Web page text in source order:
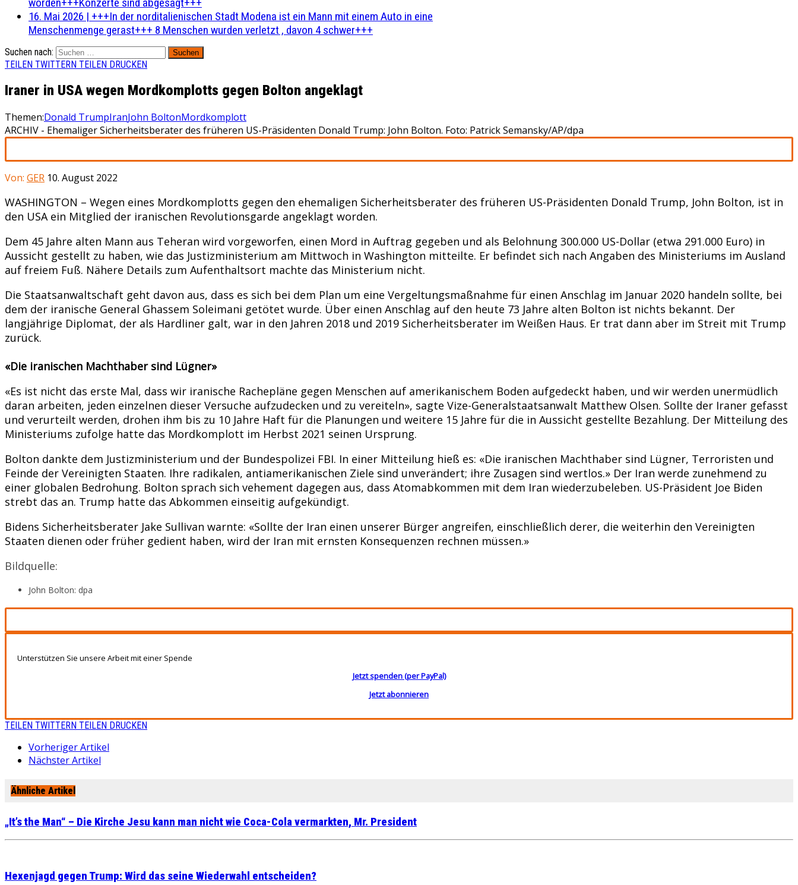
16. Mai 2026 | +++In der norditalienischen Stadt Modena ist ein Mann mit einem Auto in eine
Menschenmenge gerast+++ 8 Menschen wurden verletzt , davon 4 schwer+++
Suchen nach:
TEILEN TWITTERN TEILEN DRUCKEN
Iraner in USA wegen Mordkomplotts gegen Bolton angeklagt
Themen:Donald TrumpIranJohn BoltonMordkomplott
ARCHIV - Ehemaliger Sicherheitsberater des früheren US-Präsidenten Donald Trump: John Bolton. Foto: Patrick Semansky/AP/dpa
Von: GER 10. August 2022
WASHINGTON – Wegen eines Mordkomplotts gegen den ehemaligen Sicherheitsberater des früheren US-Präsidenten Donald Trump, John Bolton, ist in
den USA ein Mitglied der iranischen Revolutionsgarde angeklagt worden.
Dem 45 Jahre alten Mann aus Teheran wird vorgeworfen, einen Mord in Auftrag gegeben und als Belohnung 300.000 US-Dollar (etwa 291.000 Euro) in
Aussicht gestellt zu haben, wie das Justizministerium am Mittwoch in Washington mitteilte. Er befindet sich nach Angaben des Ministeriums im Ausland
auf freiem Fuß. Nähere Details zum Aufenthaltsort machte das Ministerium nicht.
Die Staatsanwaltschaft geht davon aus, dass es sich bei dem Plan um eine Vergeltungsmaßnahme für einen Anschlag im Januar 2020 handeln sollte, bei
dem der iranische General Ghassem Soleimani getötet wurde. Über einen Anschlag auf den heute 73 Jahre alten Bolton ist nichts bekannt. Der
langjährige Diplomat, der als Hardliner galt, war in den Jahren 2018 und 2019 Sicherheitsberater im Weißen Haus. Er trat dann aber im Streit mit Trump
zurück.
«Die iranischen Machthaber sind Lügner»
«Es ist nicht das erste Mal, dass wir iranische Rachepläne gegen Menschen auf amerikanischem Boden aufgedeckt haben, und wir werden unermüdlich
daran arbeiten, jeden einzelnen dieser Versuche aufzudecken und zu vereiteln», sagte Vize-Generalstaatsanwalt Matthew Olsen. Sollte der Iraner gefasst
und verurteilt werden, drohen ihm bis zu 10 Jahre Haft für die Planungen und weitere 15 Jahre für die in Aussicht gestellte Bezahlung. Der Mitteilung des
Ministeriums zufolge hatte das Mordkomplott im Herbst 2021 seinen Ursprung.
Bolton dankte dem Justizministerium und der Bundespolizei FBI. In einer Mitteilung hieß es: «Die iranischen Machthaber sind Lügner, Terroristen und
Feinde der Vereinigten Staaten. Ihre radikalen, antiamerikanischen Ziele sind unverändert; ihre Zusagen sind wertlos.» Der Iran werde zunehmend zu
einer globalen Bedrohung. Bolton sprach sich vehement dagegen aus, dass Atomabkommen mit dem Iran wiederzubeleben. US-Präsident Joe Biden
strebt das an. Trump hatte das Abkommen einseitig aufgekündigt.
Bidens Sicherheitsberater Jake Sullivan warnte: «Sollte der Iran einen unserer Bürger angreifen, einschließlich derer, die weiterhin den Vereinigten
Staaten dienen oder früher gedient haben, wird der Iran mit ernsten Konsequenzen rechnen müssen.»
Bildquelle:
John Bolton: dpa
Unterstützen Sie unsere Arbeit mit einer Spende
Jetzt spenden (per PayPal)
Jetzt abonnieren
TEILEN TWITTERN TEILEN DRUCKEN
Vorheriger Artikel
Nächster Artikel
Ähnliche Artikel
„It’s the Man“ – Die Kirche Jesu kann man nicht wie Coca-Cola vermarkten, Mr. President
Hexenjagd gegen Trump: Wird das seine Wiederwahl entscheiden?